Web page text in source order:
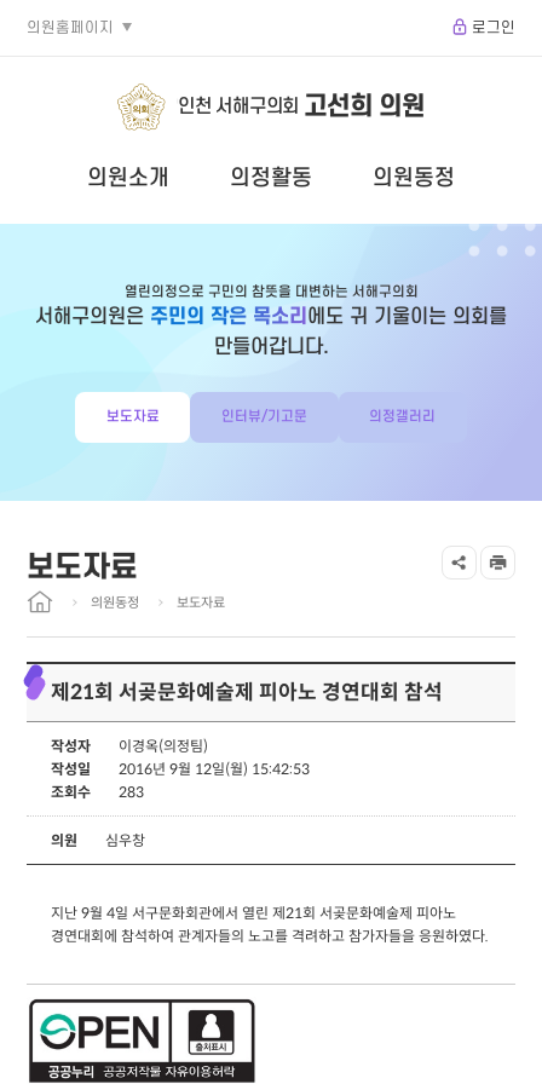
의원홈페이지 로그인
인천 서해구의회 고선희 의원
의원소개 의정활동 의원동정
열린의정으로 구민의 참뜻을 대변하는 서해구의회
서해구의원은 주민의 작은 목소리 에도 귀 기울이는 의회를
만들어갑니다.
보도자료 인터뷰/기고문 의정갤러리
보도자료
의원동정 보도자료
제21회 서곶문화예술제 피아노 경연대회 참석
작성자
이경옥(의정팀)
작성일
2016년 9월 12일(월) 15:42:53
조회수
283
의원 심우창
지난 9월 4일 서구문화회관에서 열린 제21회 서곶문화예술제 피아노
경연대회에 참석하여 관계자들의 노고를 격려하고 참가자들을 응원하였다.